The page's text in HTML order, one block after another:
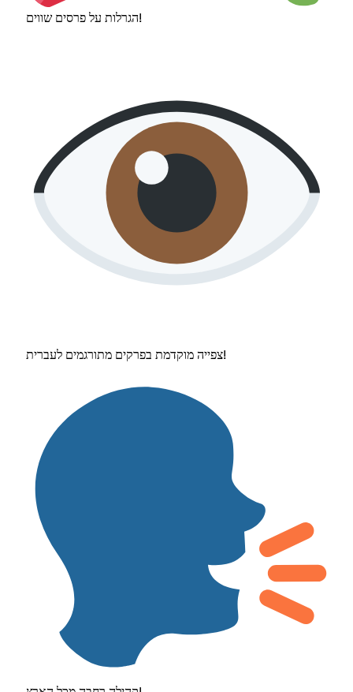
הגרלות על פרסים שווים!
צפייה מוקדמת בפרקים מתורגמים לעברית!